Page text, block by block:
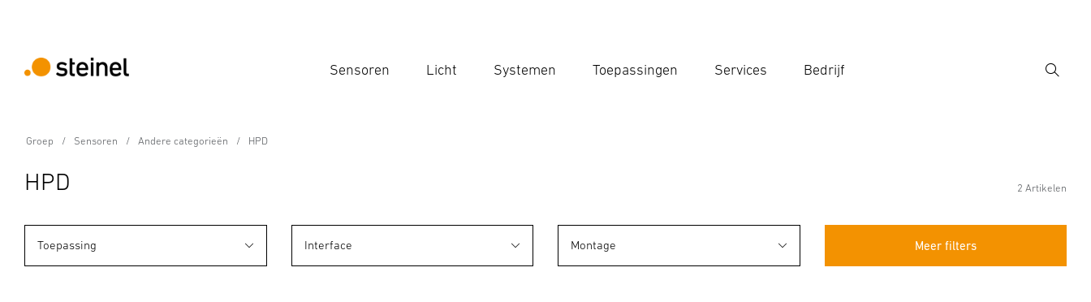
Sensoren Licht Systemen Toepassingen Services Bedrijf
Zoek
Groep Sensoren Andere categorieën HPD
HPD 2 Artikelen
Meer filters
Toepassing Interface Montage